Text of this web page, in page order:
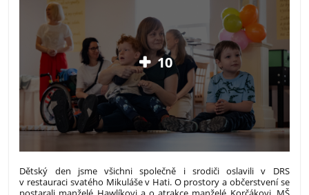
10
Dětský den jsme všichni společně i srodiči oslavili v DRS
v restauraci svatého Mikuláše v Hati. O prostory a občerstvení se